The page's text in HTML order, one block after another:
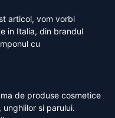
articol, vom vorbi
in Italia, din brandul
cu
de produse cosmetice
si parului.